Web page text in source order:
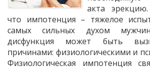
акта
что импотенция – тяжелое
самых сильных духом
дисфункция может быть
причинами: физиологическими и
Физиологическая импотенция